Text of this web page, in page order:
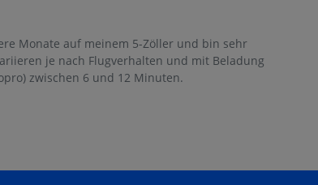
Monate auf meinem 5-Zöller und bin sehr
je nach Flugverhalten und mit Beladung
zwischen 6 und 12 Minuten.